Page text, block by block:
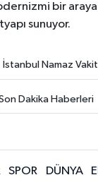
bir
sunuyor.
İstanbul Namaz
Dakika Haberleri
SPOR DÜNYA